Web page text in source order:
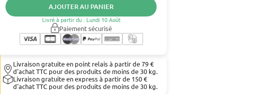
AJOUTER AU PANIER
Livré à partir du : Lundi 10 Août
Paiement sécurisé
Livraison gratuite en point relais à partir de 79 €
d'achat TTC pour des produits de moins de 30 kg.
Livraison gratuite en express à partir de 150 €
d'achat TTC pour des produits de moins de 30 kg.